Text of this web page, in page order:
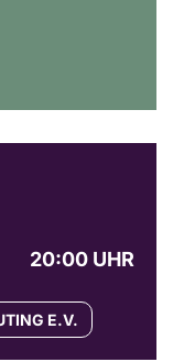
20:00 UHR
E.V.